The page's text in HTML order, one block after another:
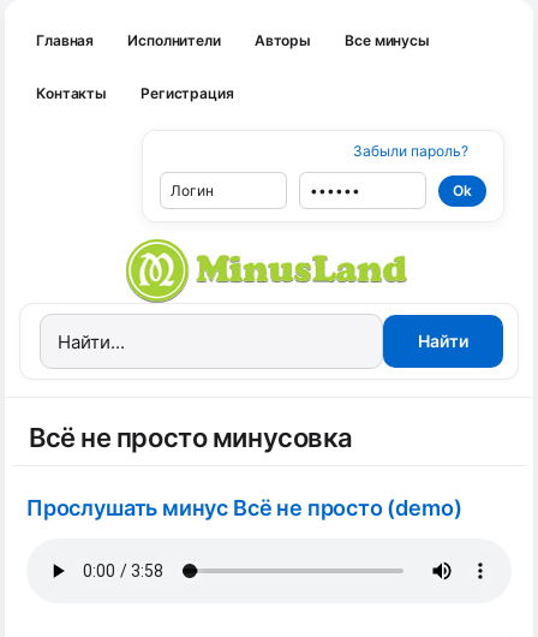
Главная Исполнители Авторы Все минусы
Контакты Регистрация
Забыли пароль?
Всё не просто минусовка
Прослушать минус Всё не просто (demo)